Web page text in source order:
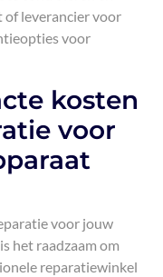
of leverancier voor
voor
kosten
voor
voor jouw
het raadzaam om
reparatiewinkel